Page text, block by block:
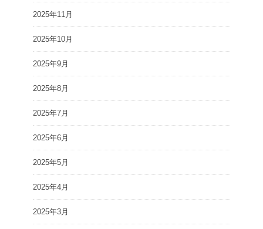
2025年11月
2025年10月
2025年9月
2025年8月
2025年7月
2025年6月
2025年5月
2025年4月
2025年3月